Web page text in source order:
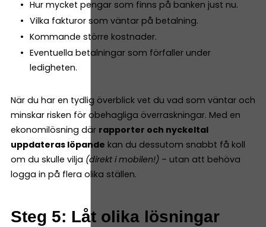
Hur mycket pengar som finns på banken just nu.
Vilka fakturor som väntar på betalning.
Kommande större kostnader.
Eventuella betalningar som förfaller under
ledigheten.
När du har en tydlig överblick vet du vad som väntar och
minskar risken för obehagliga överraskningar. Med en
ekonomilösning där rapporter och nyckeltal
uppdateras löpande kan du dessutom snabbt få koll
om du skulle vilja (direkt i mobilen!) – utan att behöva
logga in på flera olika ställen.
Steg 5: Låt olika lösningar